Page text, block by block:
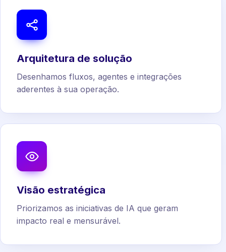
Arquitetura de solução
Desenhamos fluxos, agentes e integrações
aderentes à sua operação.
Visão estratégica
Priorizamos as iniciativas de IA que geram
impacto real e mensurável.